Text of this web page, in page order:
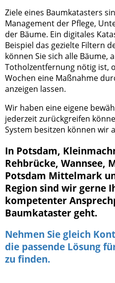
Ziele eines Baumkatasters
Management der Pflege,
der Bäume. Ein digitales
Beispiel das gezielte Filtern
können Sie sich alle Bäume,
Totholzentfernung nötig ist,
Wochen eine Maßnahme
anzeigen lassen.
Wir haben eine eigene
jederzeit zurückgreifen
System besitzen können wir
In Potsdam,
Rehbrücke, Wannsee,
Potsdam Mittelmark
Region sind wir gerne
kompetenter
Baumkataster geht.
Nehmen Sie gleich
die passende Lösung
zu finden.